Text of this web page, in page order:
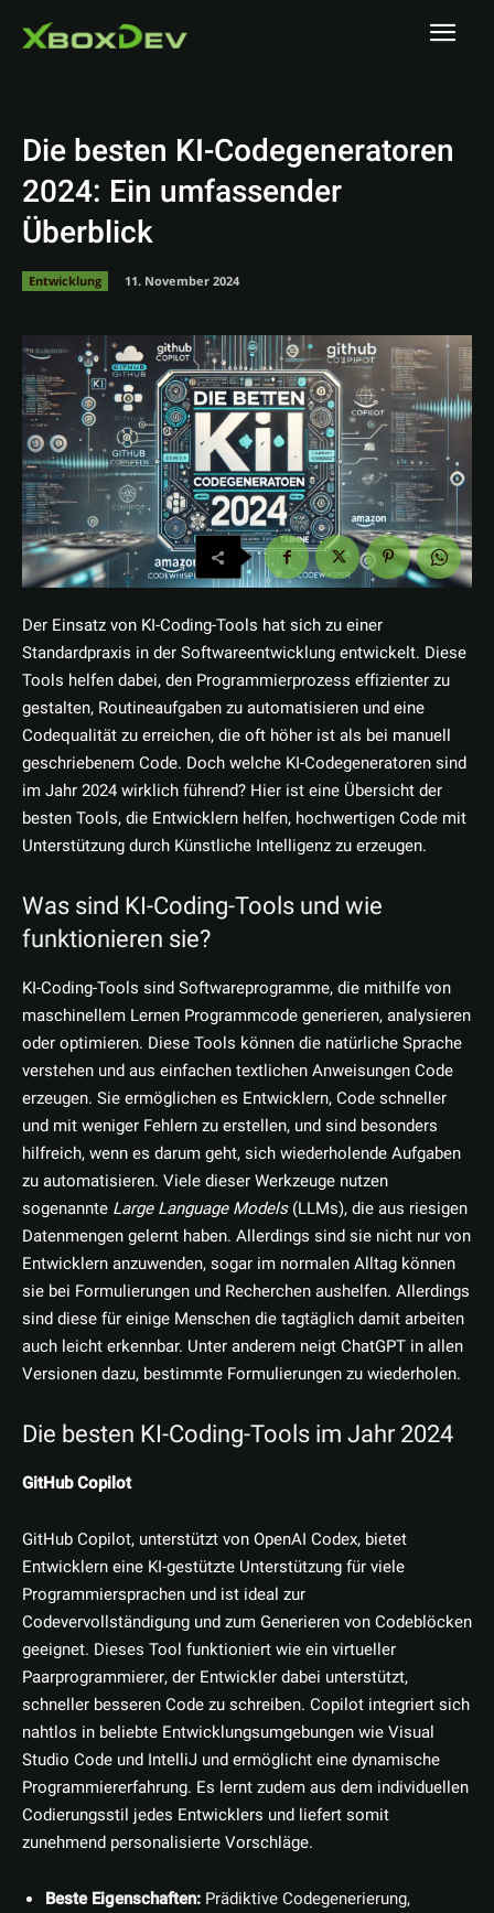
Die besten KI-Codegeneratoren
2024: Ein umfassender
Überblick
Entwicklung 11. November 2024
Der Einsatz von KI-Coding-Tools hat sich zu einer
Standardpraxis in der Softwareentwicklung entwickelt. Diese
Tools helfen dabei, den Programmierprozess effizienter zu
gestalten, Routineaufgaben zu automatisieren und eine
Codequalität zu erreichen, die oft höher ist als bei manuell
geschriebenem Code. Doch welche KI-Codegeneratoren sind
im Jahr 2024 wirklich führend? Hier ist eine Übersicht der
besten Tools, die Entwicklern helfen, hochwertigen Code mit
Unterstützung durch Künstliche Intelligenz zu erzeugen.
Was sind KI-Coding-Tools und wie
funktionieren sie?
KI-Coding-Tools sind Softwareprogramme, die mithilfe von
maschinellem Lernen Programmcode generieren, analysieren
oder optimieren. Diese Tools können die natürliche Sprache
verstehen und aus einfachen textlichen Anweisungen Code
erzeugen. Sie ermöglichen es Entwicklern, Code schneller
und mit weniger Fehlern zu erstellen, und sind besonders
hilfreich, wenn es darum geht, sich wiederholende Aufgaben
zu automatisieren. Viele dieser Werkzeuge nutzen
sogenannte Large Language Models(LLMs), die aus riesigen
Datenmengen gelernt haben. Allerdings sind sie nicht nur von
Entwicklern anzuwenden, sogar im normalen Alltag können
sie bei Formulierungen und Recherchen aushelfen. Allerdings
sind diese für einige Menschen die tagtäglich damit arbeiten
auch leicht erkennbar. Unter anderem neigt ChatGPT in allen
Versionen dazu, bestimmte Formulierungen zu wiederholen.
Die besten KI-Coding-Tools im Jahr 2024
GitHub Copilot
GitHub Copilot, unterstützt von OpenAI Codex, bietet
Entwicklern eine KI-gestützte Unterstützung für viele
Programmiersprachen und ist ideal zur
Codevervollständigung und zum Generieren von Codeblöcken
geeignet. Dieses Tool funktioniert wie ein virtueller
Paarprogrammierer, der Entwickler dabei unterstützt,
schneller besseren Code zu schreiben. Copilot integriert sich
nahtlos in beliebte Entwicklungsumgebungen wie Visual
Studio Code und IntelliJ und ermöglicht eine dynamische
Programmiererfahrung. Es lernt zudem aus dem individuellen
Codierungsstil jedes Entwicklers und liefert somit
zunehmend personalisierte Vorschläge.
Beste Eigenschaften: Prädiktive Codegenerierung,